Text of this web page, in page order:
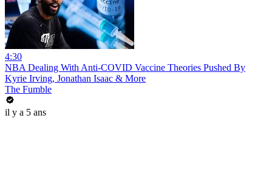
4:30
NBA Dealing With Anti-COVID Vaccine Theories Pushed By
Kyrie Irving, Jonathan Isaac & More
The Fumble
il y a 5 ans